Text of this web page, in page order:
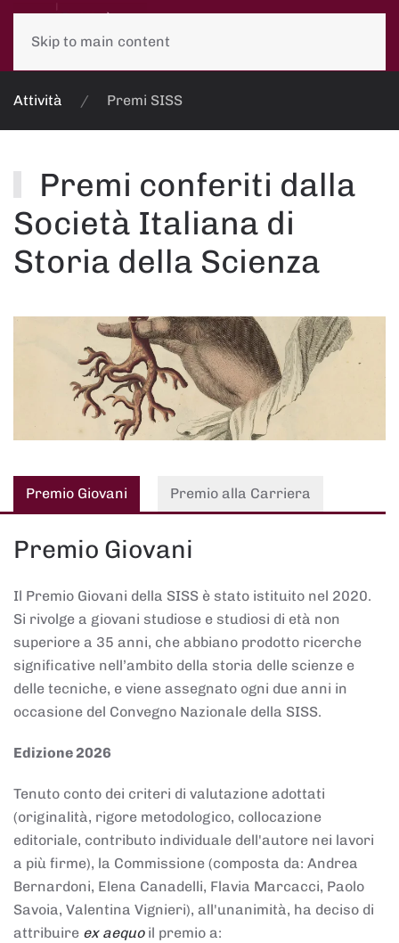
Skip to main content
Attività Premi SISS
Premi conferiti dalla
Società Italiana di
Storia della Scienza
Premio Giovani Premio alla Carriera
Premio Giovani
Il Premio Giovani della SISS è stato istituito nel 2020.
Si rivolge a giovani studiose e studiosi di età non
superiore a 35 anni, che abbiano prodotto ricerche
significative nell’ambito della storia delle scienze e
delle tecniche, e viene assegnato ogni due anni in
occasione del Convegno Nazionale della SISS.
Edizione 2026
Tenuto conto dei criteri di valutazione adottati
(originalità, rigore metodologico, collocazione
editoriale, contributo individuale dell'autore nei lavori
a più firme), la Commissione (composta da: Andrea
Bernardoni, Elena Canadelli, Flavia Marcacci, Paolo
Savoia, Valentina Vignieri), all'unanimità, ha deciso di
attribuire ex aequoil premio a: